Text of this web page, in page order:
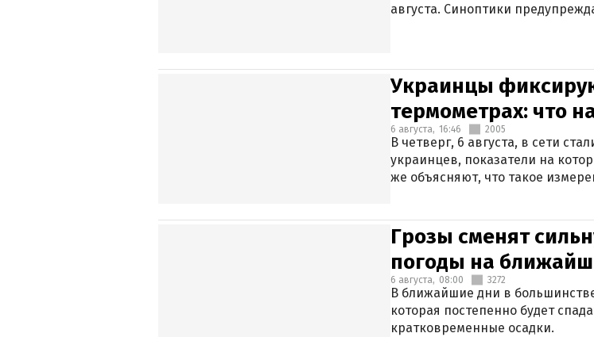
августа. Синоптики
Украинцы
термометрах: что
6 августа, 16:46 2005
В четверг, 6 августа, в сети
украинцев, показатели на
же объясняют, что такое
Грозы сменят
погоды на
6 августа, 08:00 3272
В ближайшие дни в
которая постепенно будет
кратковременные осадки.